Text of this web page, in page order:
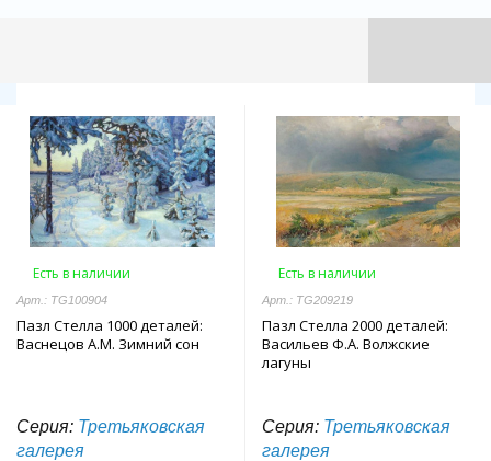
Есть в наличии
Арт.: TG100904
Пазл Стелла 1000 деталей:
Васнецов А.М. Зимний сон
Серия: Третьяковская
галерея
Есть в наличии
Арт.: TG209219
Пазл Стелла 2000 деталей:
Васильев Ф.А. Волжские
лагуны
Серия: Третьяковская
галерея